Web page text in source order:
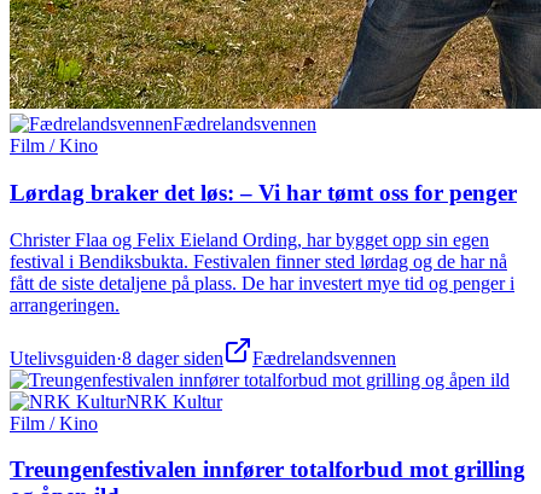
Fædrelandsvennen
Film / Kino
Lørdag braker det løs: – Vi har tømt oss for penger
Christer Flaa og Felix Eieland Ording, har bygget opp sin egen
festival i Bendiksbukta. Festivalen finner sted lørdag og de har nå
fått de siste detaljene på plass. De har investert mye tid og penger i
arrangeringen.
Utelivsguiden·8 dager siden Fædrelandsvennen
NRK Kultur
Film / Kino
Treungenfestivalen innfører totalforbud mot grilling